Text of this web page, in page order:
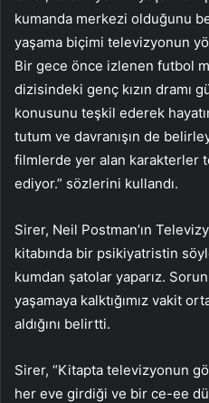
kumanda merkezi olduğunu
yaşama biçimi televizyonun
Bir gece önce izlenen futbol
dizisindeki genç kızın dramı
konusunu teşkil ederek
tutum ve davranışın de
filmlerde yer alan karakterler
ediyor.” sözlerini kullandı.
Sirer, Neil Postman’ın
kitabında bir psikiyatristin
kumdan şatolar yaparız.
yaşamaya kalktığımız vakit
aldığını belirtti.
Sirer, “Kitapta televizyonun
her eve girdiği ve bir ce-ee